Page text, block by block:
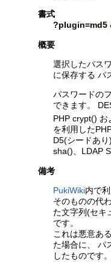
書式
?plugin=md5
概要
選択したパス
に保存する パ
パスワードの
できます。
PHP crypt()
を利用した
D5(シードあ
sha()、LDAP
備考
PukiWiki内で
そのものの代
た文字列(セキ
です。
これは悪意あ
た場合に、 パ
したものです。